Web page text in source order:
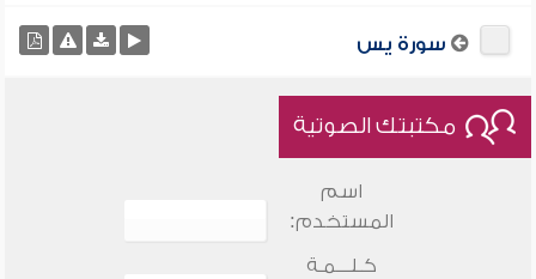
سورة يس
مكتبتك الصوتية
اسم
المستخدم:
كـلـــمـة